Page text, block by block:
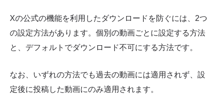
Xの公式の機能を利用したダウンロードを防ぐには、2つ
の設定方法があります。個別の動画ごとに設定する方法
と、デフォルトでダウンロード不可にする方法です。
なお、いずれの方法でも過去の動画には適用されず、設
定後に投稿した動画にのみ適用されます。